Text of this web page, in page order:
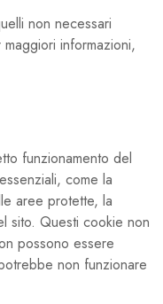
non necessari
informazioni,
funzionamento del
come la
aree protette, la
sito. Questi cookie non
possono essere
non funzionare